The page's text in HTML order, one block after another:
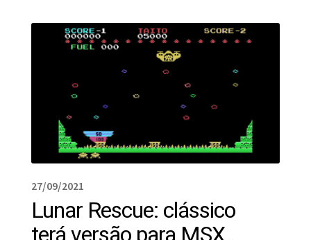
27/09/2021
Lunar Rescue: clássico
terá versão para MSX,